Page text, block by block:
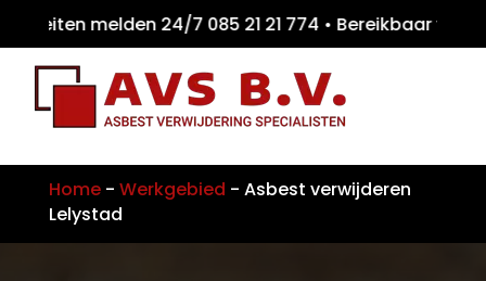
melden 24/7 085 21 21 774 •
Home- Werkgebied - Asbest verwijderen
Lelystad